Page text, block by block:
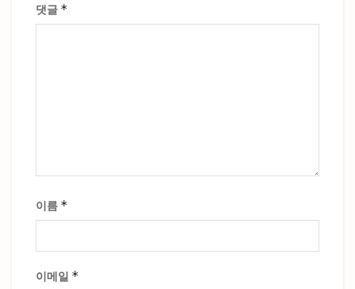
댓글 *
이름 *
이메일 *